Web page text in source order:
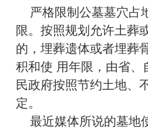
严格限制公墓墓穴占
限。按照规划允许土葬
的，埋葬遗体或者埋葬
积和使 用年限，由省、
民政府按照节约土地、
定。
最近媒体所说的墓地